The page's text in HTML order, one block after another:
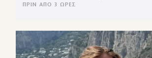
ΠΡΙΝ ΑΠΌ 3 ΏΡΕΣ